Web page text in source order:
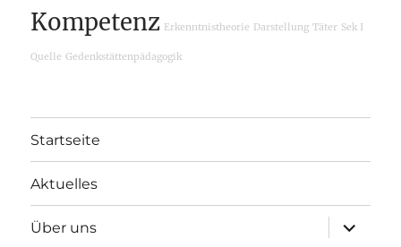
Kompetenz Erkenntnistheorie Darstellung Täter Sek I
Quelle Gedenkstättenpädagogik
Startseite
Aktuelles
Über uns
öffnen